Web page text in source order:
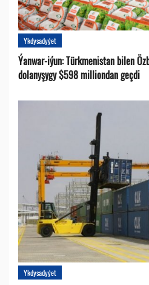
Ykdysadyýet
Ýanwar-iýun: Türkmenistan bilen
dolanyşygy $598 milliondan geçdi
Ykdysadyýet